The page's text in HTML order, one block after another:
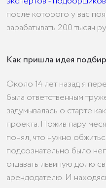
после которого у вас
зарабатывать 200 тысяч
Как пришла идея
Около 14 лет назад я
была ответственным
задумывалась о старте
проекта. Пожив пару
понял, что нужно
подсознательно было
отдавать львиную долю
арендодателю. И